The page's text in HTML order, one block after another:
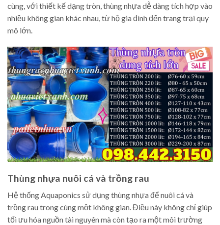
cùng, với thiết kế dạng tròn, thùng nhựa dễ dàng tích hợp vào
nhiều không gian khác nhau, từ hộ gia đình đến trang trại quy
mô lớn.
Thùng nhựa nuôi cá và trồng rau
Hệ thống Aquaponics sử dụng thùng nhựa để nuôi cá và
trồng rau trong cùng một không gian. Điều này không chỉ giúp
tối ưu hóa nguồn tài nguyên mà còn tạo ra một môi trường